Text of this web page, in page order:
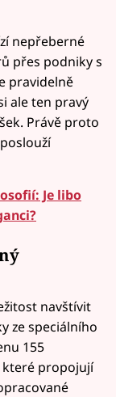
nepřeberné
přes podniky s
pravidelně
ale ten pravý
Právě proto
Je libo
navštívit
ze speciálního
155
které propojují